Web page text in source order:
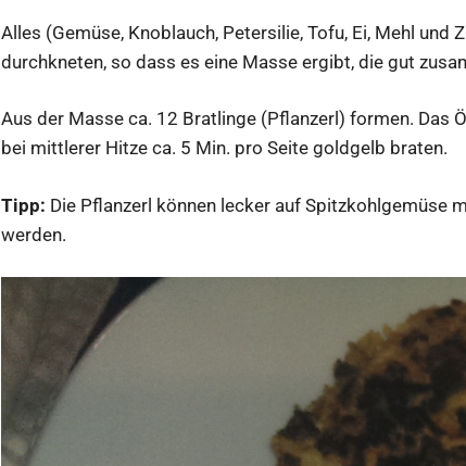
Alles (Gemüse, Knoblauch, Petersilie, Tofu, Ei, Mehl
durchkneten, so dass es eine Masse ergibt, die gut
Aus der Masse ca. 12 Bratlinge (Pflanzerl) formen. Das
bei mittlerer Hitze ca. 5 Min. pro Seite goldgelb braten.
Tipp: Die Pflanzerl können lecker auf Spitzkohlgemüse
werden.